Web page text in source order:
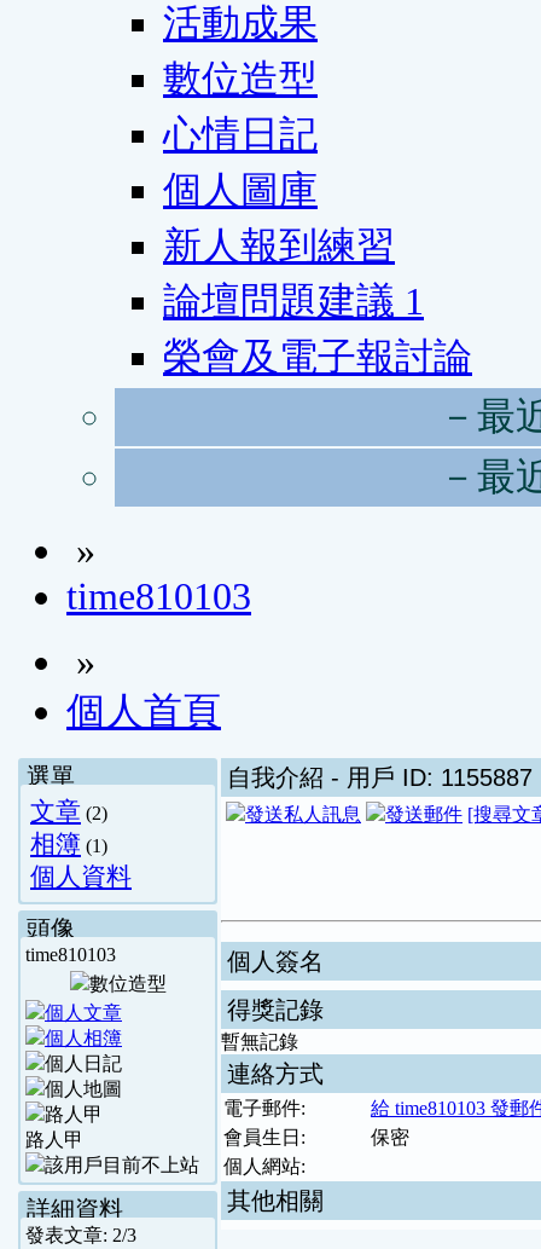
活動成果
數位造型
心情日記
個人圖庫
新人報到練習
論壇問題建議 1
榮會及電子報討論
－最
－最
»
time810103
»
個人首頁
選單
文章 (2)
相簿 (1)
個人資料
頭像
time810103
路人甲
詳細資料
發表文章: 2/3
自我介紹 - 用戶 ID: 1155887
[搜尋文
個人簽名
得獎記錄
暫無記錄
連絡方式
電子郵件:
給 time810103 發郵
會員生日:
保密
個人網站:
其他相關